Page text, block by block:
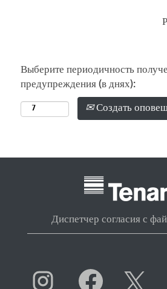
Выберите периодичность
предупреждения (в днях):
Создать
Диспетчер согласия с
О
О
т
О